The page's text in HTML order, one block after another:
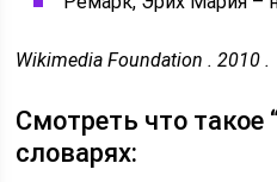
Wikimedia Foundation . 2010 .
Смотреть что такое
словарях: